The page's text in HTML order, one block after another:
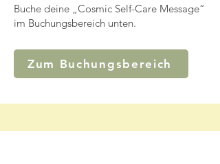
Buche deine „Cosmic Self-Care Message“
im Buchungsbereich unten.
Zum Buchungsbereich